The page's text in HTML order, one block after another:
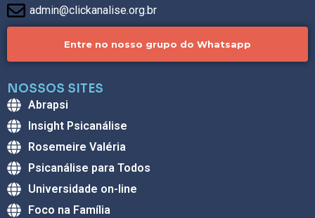
admin@clickanalise.org.br
Entre no nosso grupo do Whatsapp
NOSSOS SITES
Abrapsi
Insight Psicanálise
Rosemeire Valéria
Psicanálise para Todos
Universidade on-line
Foco na Família